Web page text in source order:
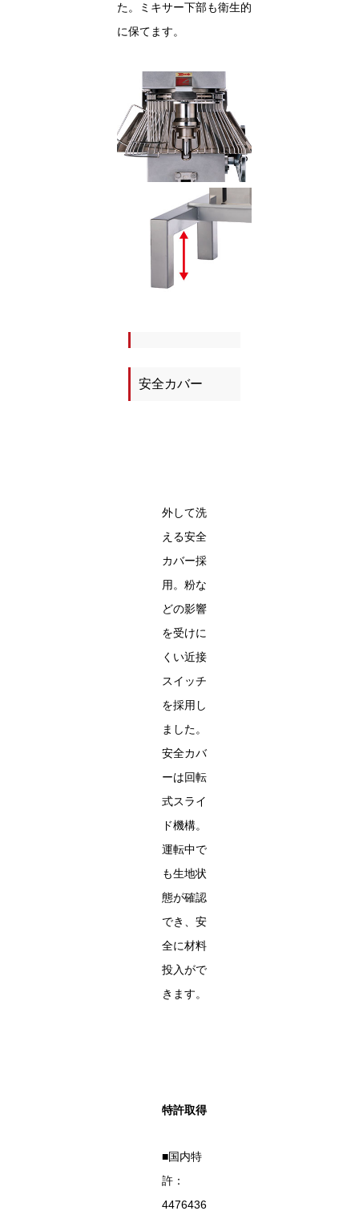
た。ミキサー下部も衛生的
に保てます。
安全カバー
外して洗
える安全
カバー採
用。粉な
どの影響
を受けに
くい近接
スイッチ
を採用し
ました。
安全カバ
ーは回転
式スライ
ド機構。
運転中で
も生地状
態が確認
でき、安
全に材料
投入がで
きます。
特許取得
■国内特
許：
4476436